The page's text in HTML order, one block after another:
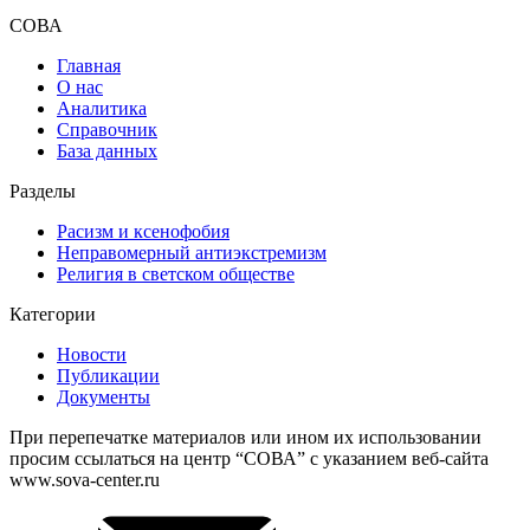
СОВА
Главная
О нас
Аналитика
Справочник
База данных
Разделы
Расизм и ксенофобия
Неправомерный антиэкстремизм
Религия в светском обществе
Категории
Новости
Публикации
Документы
При перепечатке материалов или ином их использовании
просим ссылаться на центр “СОВА” с указанием веб-сайта
www.sova-center.ru